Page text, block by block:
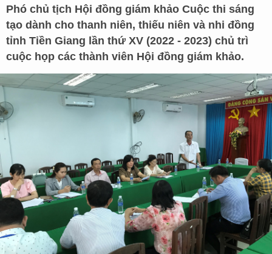
Phó chủ tịch Hội đồng giám khảo Cuộc thi sáng
tạo dành cho thanh niên, thiếu niên và nhi đồng
tỉnh Tiền Giang lần thứ XV (2022 - 2023) chủ trì
cuộc họp các thành viên Hội đồng giám khảo.